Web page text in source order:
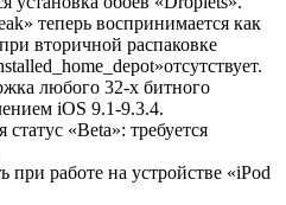
теперь воспринимается как
вторичной распаковке
любого 32-х битного
iOS 9.1-9.3.4.
«Beta»: требуется
при работе на устройстве «iPod